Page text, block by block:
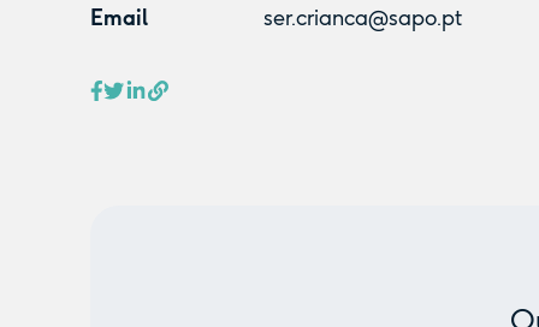
Email ser.crianca@sapo.pt